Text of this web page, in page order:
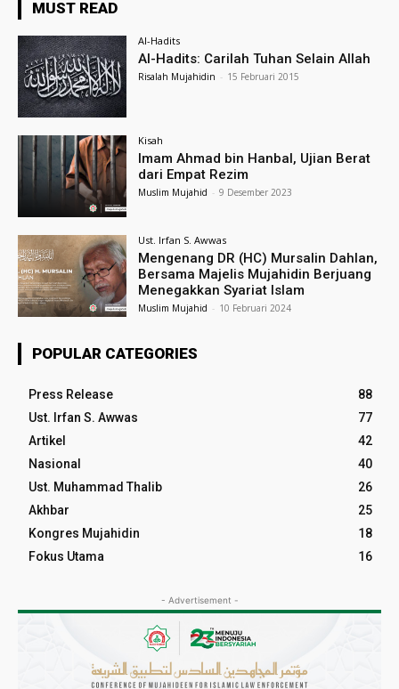
MUST READ
Al-Hadits
Al-Hadits: Carilah Tuhan Selain Allah
Risalah Mujahidin - 15 Februari 2015
Kisah
Imam Ahmad bin Hanbal, Ujian Berat
dari Empat Rezim
Muslim Mujahid - 9 Desember 2023
Ust. Irfan S. Awwas
Mengenang DR (HC) Mursalin Dahlan,
Bersama Majelis Mujahidin Berjuang
Menegakkan Syariat Islam
Muslim Mujahid - 10 Februari 2024
POPULAR CATEGORIES
Press Release
88
Ust. Irfan S. Awwas
77
Artikel
42
Nasional
40
Ust. Muhammad Thalib
26
Akhbar
25
Kongres Mujahidin
18
Fokus Utama
16
- Advertisement -